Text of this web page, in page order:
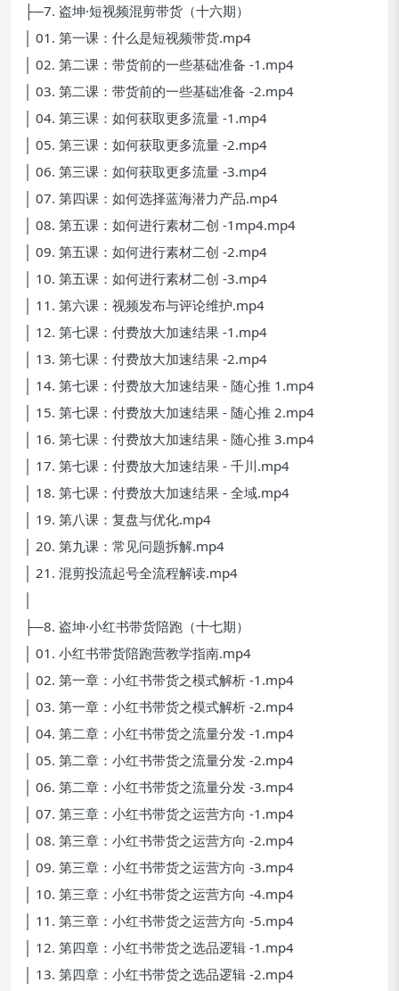
├─7. 盗坤·短视频混剪带货（十六期）
│ 01. 第一课：什么是短视频带货.mp4
│ 02. 第二课：带货前的一些基础准备 -1.mp4
│ 03. 第二课：带货前的一些基础准备 -2.mp4
│ 04. 第三课：如何获取更多流量 -1.mp4
│ 05. 第三课：如何获取更多流量 -2.mp4
│ 06. 第三课：如何获取更多流量 -3.mp4
│ 07. 第四课：如何选择蓝海潜力产品.mp4
│ 08. 第五课：如何进行素材二创 -1mp4.mp4
│ 09. 第五课：如何进行素材二创 -2.mp4
│ 10. 第五课：如何进行素材二创 -3.mp4
│ 11. 第六课：视频发布与评论维护.mp4
│ 12. 第七课：付费放大加速结果 -1.mp4
│ 13. 第七课：付费放大加速结果 -2.mp4
│ 14. 第七课：付费放大加速结果 - 随心推 1.mp4
│ 15. 第七课：付费放大加速结果 - 随心推 2.mp4
│ 16. 第七课：付费放大加速结果 - 随心推 3.mp4
│ 17. 第七课：付费放大加速结果 - 千川.mp4
│ 18. 第七课：付费放大加速结果 - 全域.mp4
│ 19. 第八课：复盘与优化.mp4
│ 20. 第九课：常见问题拆解.mp4
│ 21. 混剪投流起号全流程解读.mp4
├─8. 盗坤·小红书带货陪跑（十七期）
│ 01. 小红书带货陪跑营教学指南.mp4
│ 02. 第一章：小红书带货之模式解析 -1.mp4
│ 03. 第一章：小红书带货之模式解析 -2.mp4
│ 04. 第二章：小红书带货之流量分发 -1.mp4
│ 05. 第二章：小红书带货之流量分发 -2.mp4
│ 06. 第二章：小红书带货之流量分发 -3.mp4
│ 07. 第三章：小红书带货之运营方向 -1.mp4
│ 08. 第三章：小红书带货之运营方向 -2.mp4
│ 09. 第三章：小红书带货之运营方向 -3.mp4
│ 10. 第三章：小红书带货之运营方向 -4.mp4
│ 11. 第三章：小红书带货之运营方向 -5.mp4
│ 12. 第四章：小红书带货之选品逻辑 -1.mp4
│ 13. 第四章：小红书带货之选品逻辑 -2.mp4